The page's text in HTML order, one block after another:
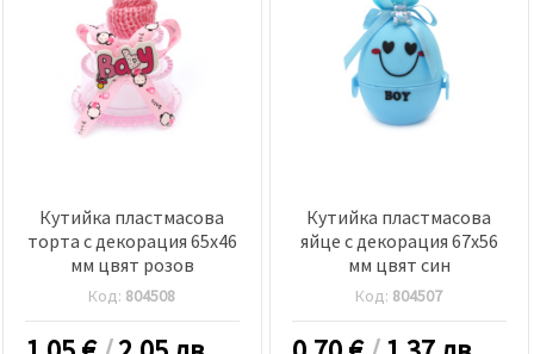
Кутийка пластмасова
торта с декорация 65x46
мм цвят розов
Код: 804508
Кутийка пластмасова
яйце с декорация 67x56
мм цвят син
Код: 804507